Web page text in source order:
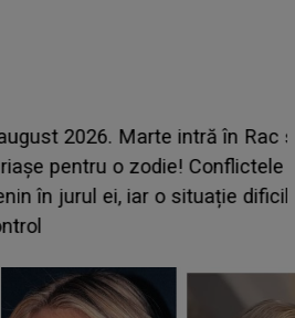
2026. Marte intră în Rac și
o zodie! Conflictele
jurul ei, iar o situație dificilă